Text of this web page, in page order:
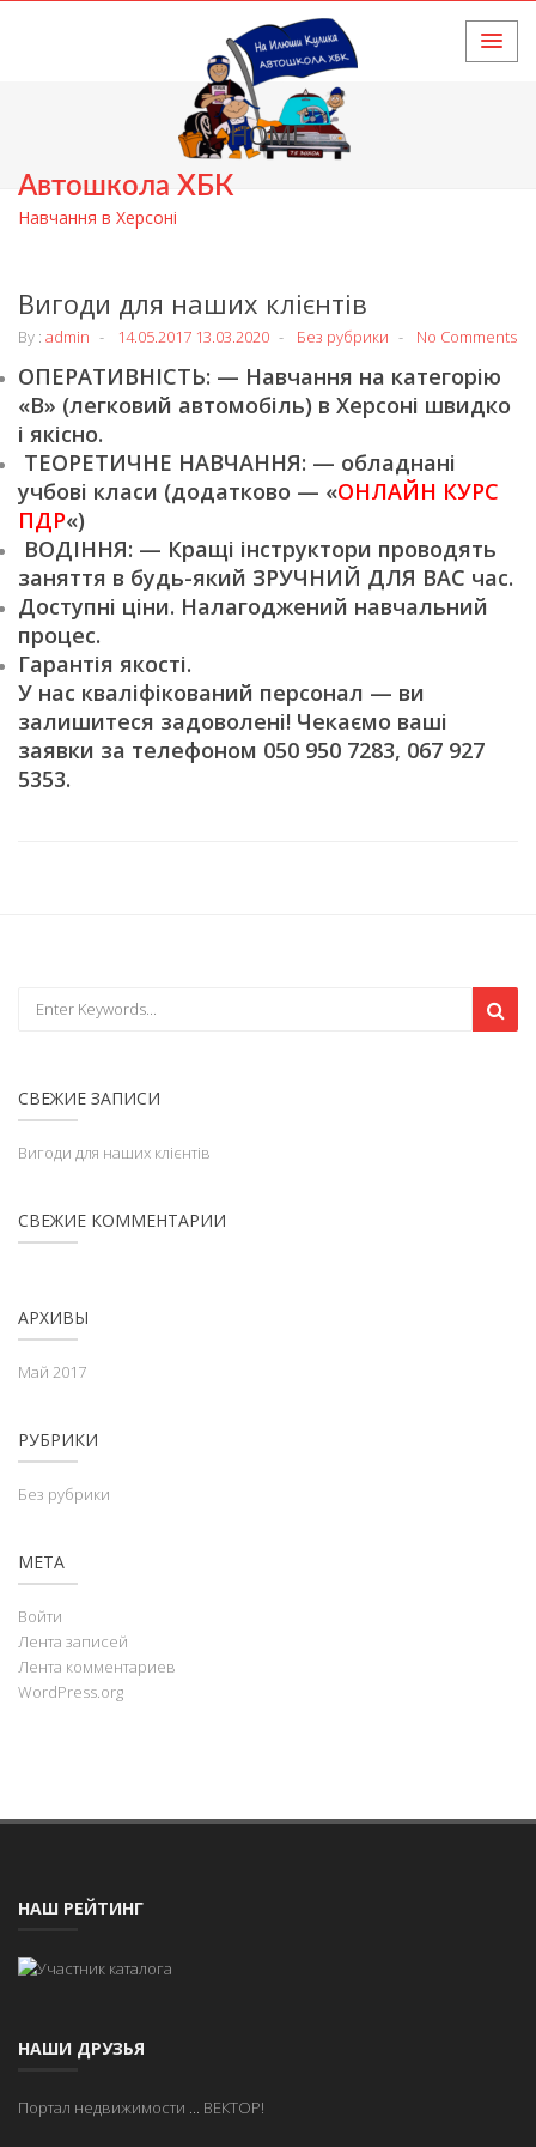
Автошкола ХБК
Навчання в Херсоні
HOME
Вигоди для наших клієнтів
By : admin 14.05.2017 13.03.2020 Без рубрики No Comments
ОПЕРАТИВНІСТЬ: — Навчання на категорію
«В» (легковий автомобіль) в Херсоні швидко
і якісно.
ТЕОРЕТИЧНЕ НАВЧАННЯ: — обладнані
учбові класи (додатково — «ОНЛАЙН КУРС
ПДР«)
ВОДІННЯ: — Кращі інструктори проводять
заняття в будь-який ЗРУЧНИЙ ДЛЯ ВАС час.
Доступні ціни. Налагоджений навчальний
процес.
Гарантія якості.
У нас кваліфікований персонал — ви
залишитеся задоволені! Чекаємо ваші
заявки за телефоном 050 950 7283, 067 927
5353.
СВЕЖИЕ ЗАПИСИ
Вигоди для наших клієнтів
СВЕЖИЕ КОММЕНТАРИИ
АРХИВЫ
Май 2017
РУБРИКИ
Без рубрики
МЕТА
Войти
Лента записей
Лента комментариев
WordPress.org
НАШ РЕЙТИНГ
НАШИ ДРУЗЬЯ
Портал недвижимости ... ВЕКТОР!